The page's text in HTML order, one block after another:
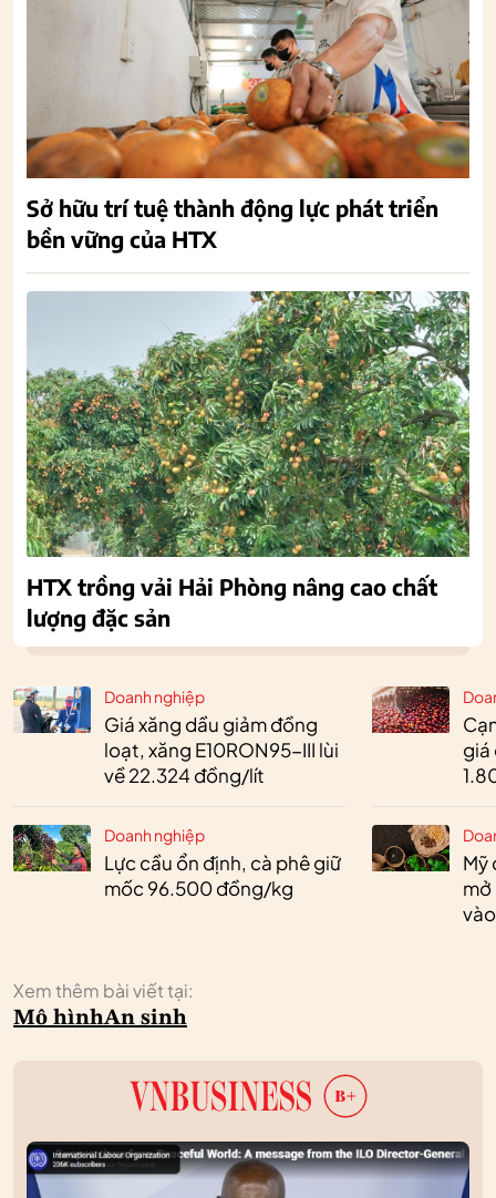
Doanh nghiệp
Giá xăng dầu giảm đồng
loạt, xăng E10RON95-III lùi
về 22.324 đồng/lít
Doanh nghiệp
Lực cầu ổn định, cà phê giữ
mốc 96.500 đồng/kg
giá
Mỹ
Xem thêm bài viết tại:
Mô hìnhAn sinh
Sở hữu trí tuệ thành động lực phát triển
bền vững của HTX
HTX trồng vải Hải Phòng nâng cao chất
lượng đặc sản